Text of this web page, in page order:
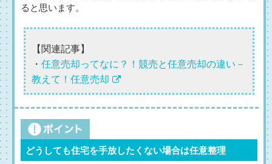
ると思います。
【関連記事】
・ 任意売却ってなに？！競売と任意売却の違い－
教えて！任意売却
どうしても住宅を手放したくない場合は任意整理